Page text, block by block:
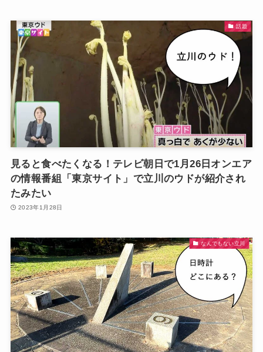
話題
見ると食べたくなる！テレビ朝日で1月26日オンエア
の情報番組「東京サイト」で立川のウドが紹介され
たみたい
2023年1月28日
なんでもない立川